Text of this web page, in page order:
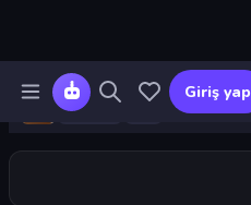
Giriş yap
409